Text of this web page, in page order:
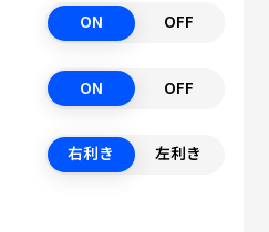
ON OFF
ON OFF
右利き 左利き